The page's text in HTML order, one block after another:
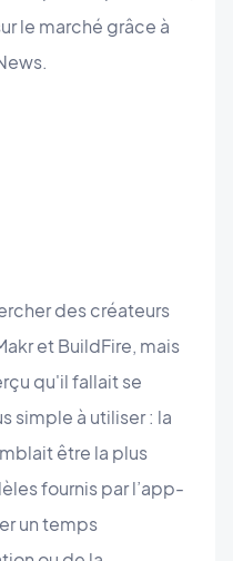
le marché grâce à
des créateurs
et BuildFire, mais
qu'il fallait se
simple à utiliser : la
être la plus
fournis par l’app-
un temps